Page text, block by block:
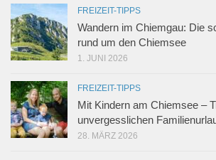
FREIZEIT-TIPPS
Wandern im Chiemgau: Die
rund um den Chiemsee
1. JUNI 2026
FREIZEIT-TIPPS
Mit Kindern am Chiemsee –
unvergesslichen
28. MÄRZ 2026